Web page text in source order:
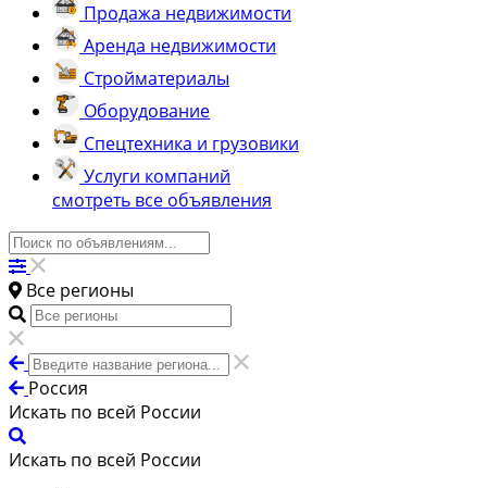
Продажа недвижимости
Аренда недвижимости
Стройматериалы
Оборудование
Спецтехника и грузовики
Услуги компаний
смотреть все объявления
Все регионы
Россия
Искать по всей России
Искать по всей России